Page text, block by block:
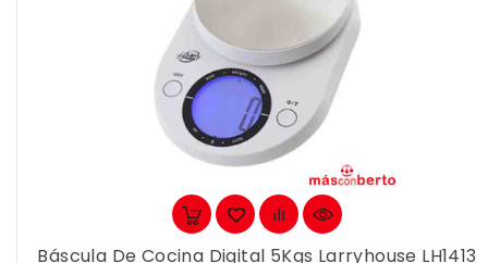
Báscula De Cocina Digital 5Kgs Larryhouse LH1413